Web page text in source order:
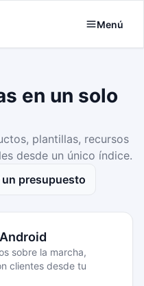
Menú
en un solo
plantillas, recursos
desde un único índice.
un presupuesto
sobre la marcha,
clientes desde tu